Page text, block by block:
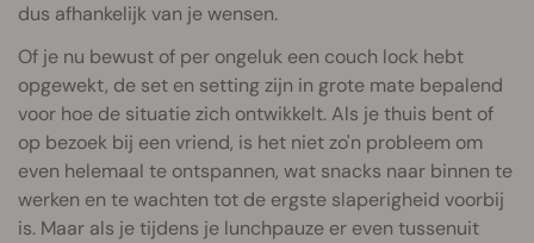
dus afhankelijk van je wensen.
Of je nu bewust of per ongeluk een couch lock hebt
opgewekt, de set en setting zijn in grote mate bepalend
voor hoe de situatie zich ontwikkelt. Als je thuis bent of
op bezoek bij een vriend, is het niet zo'n probleem om
even helemaal te ontspannen, wat snacks naar binnen te
werken en te wachten tot de ergste slaperigheid voorbij
is. Maar als je tijdens je lunchpauze er even tussenuit